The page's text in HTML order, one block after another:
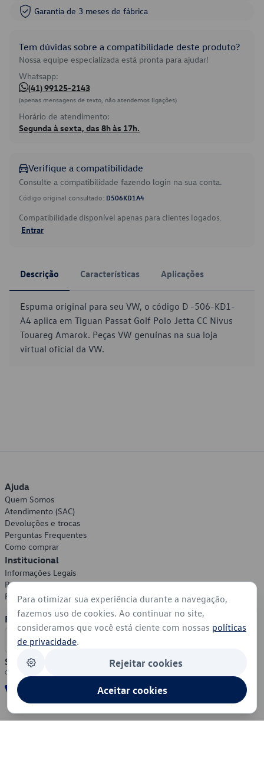
Garantia de 3 meses de fábrica
Tem dúvidas sobre a compatibilidade deste produto?
Nossa equipe especializada está pronta para ajudar!
Whatsapp:
(41) 99125-2143
(apenas mensagens de texto, não atendemos ligações)
Horário de atendimento:
Segunda à sexta, das 8h às 17h.
Verifique a compatibilidade
Consulte a compatibilidade fazendo login na sua conta.
Código original consultado: D506KD1A4
Compatibilidade disponível apenas para clientes logados.
Entrar
Descrição Características Aplicações
Espuma original para seu VW, o código D -506-KD1-
A4 aplica em Tiguan Passat Golf Polo Jetta CC Nivus
Touareg Amarok. Peças VW genuínas na sua loja
virtual oficial da VW.
Ajuda
Quem Somos
Atendimento (SAC)
Devoluções e trocas
Perguntas Frequentes
Como comprar
Institucional
Informações Legais
Política de Privacidade
Política de Cookies
Formas de Pagamento
Segurança
Para otimizar sua experiência durante a navegação,
fazemos uso de cookies. Ao continuar no site,
consideramos que você está ciente com nossas políticas
de privacidade.
Rejeitar cookies
Aceitar cookies